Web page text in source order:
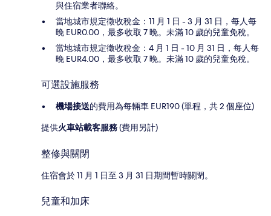
與住宿業者聯絡。
當地城市規定徵收稅金：11 月 1 日 - 3 月 31 日，每人每
晚 EUR0.00，最多收取 7 晚。未滿 10 歲的兒童免稅。
當地城市規定徵收稅金：4 月 1 日 - 10 月 31 日，每人每
晚 EUR4.00，最多收取 7 晚。未滿 10 歲的兒童免稅。
可選設施服務
機場接送的費用為每輛車 EUR190 (單程，共 2 個座位)
提供火車站載客服務(費用另計)
整修與關閉
住宿會於 11 月 1 日至 3 月 31 日期間暫時關閉。
兒童和加床